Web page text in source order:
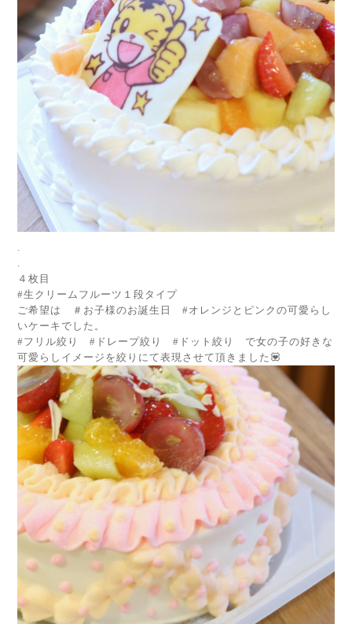
.
.
４枚目
#生クリームフルーツ１段タイプ
ご希望は ＃お子様のお誕生日 #オレンジとピンクの可愛らし
いケーキでした。
#フリル絞り #ドレープ絞り #ドット絞り で女の子の好きな
可愛らしイメージを絞りにて表現させて頂きました💟